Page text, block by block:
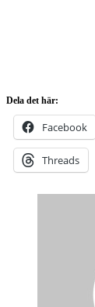
Dela det här:
Facebook
Threads